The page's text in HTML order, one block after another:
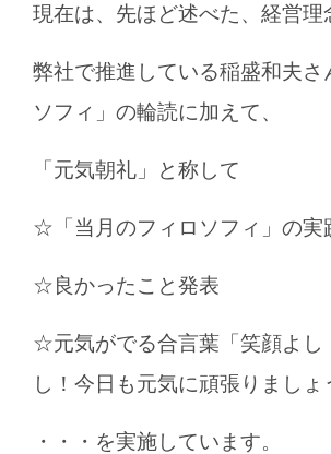
現在は、先ほど述べた、 経営理
弊社で推進している稲盛和夫さ
ソフィ」の輪読に加えて、
「元気朝礼」と称して
☆「当月のフィロソフィ」の実
☆良かったこと発表
☆元気がでる合言葉「笑顔よし
し！今日も元気に頑張りましょ
・・・を実施しています。